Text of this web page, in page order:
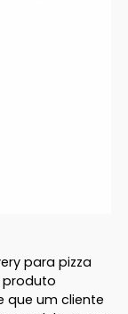
para pizza
produto
que um cliente